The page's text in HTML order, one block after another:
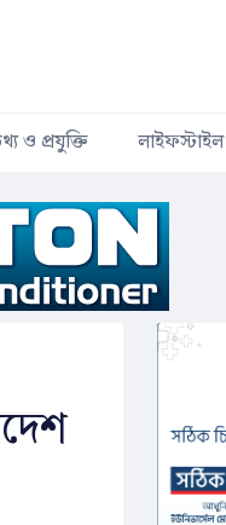
ও প্রযুক্তি লাইফস্টাইল